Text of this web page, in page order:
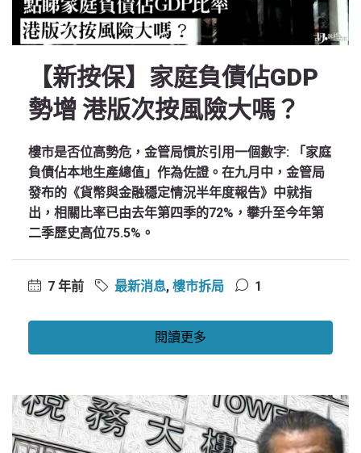
【新按保】家庭負債佔GDP
勢增 港版次按風險大嗎？
樓市是否位高勢危，金管局慣於引用一個數字: 「家庭
負債佔本地生產總值」作為佐證。在九月中，金管局
發布的《貨幣與金融穩定情況半年度報告》中就指
出，相關比率已由去年第四季的72%，攀升至今年第
二季歷史高位75.5%。
7 年前 最新消息, 樓市拆局 1
閱讀更多